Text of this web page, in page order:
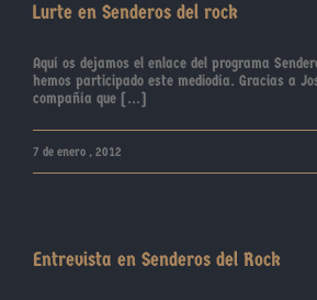
Lurte en Senderos del rock
Aquí os dejamos el enlace del programa
hemos participado este mediodía. Gracias a
compañía que [...]
7 de enero , 2012
Entrevista en Senderos del Rock